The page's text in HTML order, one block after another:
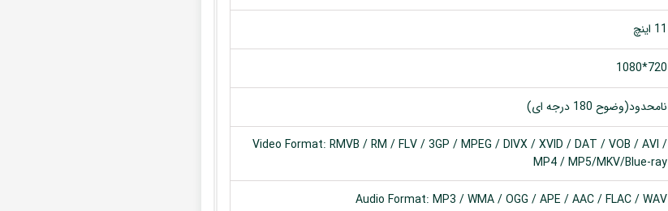
11 اینچ
720*1080
نامحدود(وضوح 180 درجه ای)
Video Format: RMVB / RM / FLV / 3GP / MPEG / DIVX / XVID / DAT / VOB / AVI /
MP4 / MP5/MKV/Blue-ray
Audio Format: MP3 / WMA / OGG / APE / AAC / FLAC / WAV